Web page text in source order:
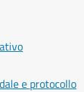
e protocollo